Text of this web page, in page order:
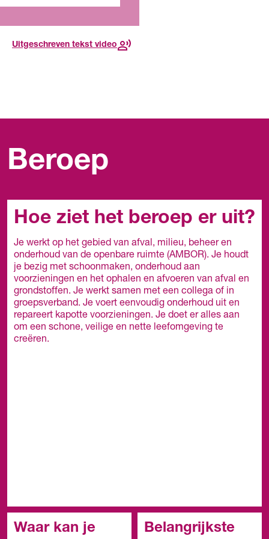
toekomst
Uitgeschreven tekst video
Beroep
Hoe ziet het beroep er uit?
Je werkt op het gebied van afval, milieu, beheer en
onderhoud van de openbare ruimte (AMBOR). Je houdt
je bezig met schoonmaken, onderhoud aan
voorzieningen en het ophalen en afvoeren van afval en
grondstoffen. Je werkt samen met een collega of in
groepsverband. Je voert eenvoudig onderhoud uit en
repareert kapotte voorzieningen. Je doet er alles aan
om een schone, veilige en nette leefomgeving te
creëren.
Waar kan je
Belangrijkste